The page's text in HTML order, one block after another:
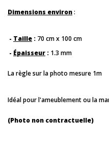
Dimensions environ:
- Taille : 70 cm x 100 cm
- Épaisseur : 1.3 mm
La règle sur la photo mesure 1m
Idéal pour l'ameublement ou la
(Photo non contractuelle)